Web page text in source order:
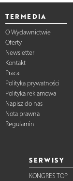
TERMEDIA
O Wydawnictwie
Oferty
Newsletter
Kontakt
Praca
Polityka prywatności
Polityka reklamowa
Napisz do nas
Nota prawna
Regulamin
SERWISY
KONGRES TOP